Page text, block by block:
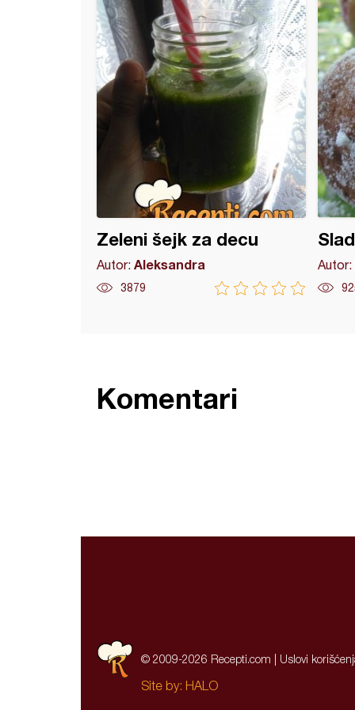
Zeleni šejk za decu
Autor: Aleksandra
3879
Autor:
Komentari
© 2009-2026 Recepti.com | Uslovi
Site by: HALO